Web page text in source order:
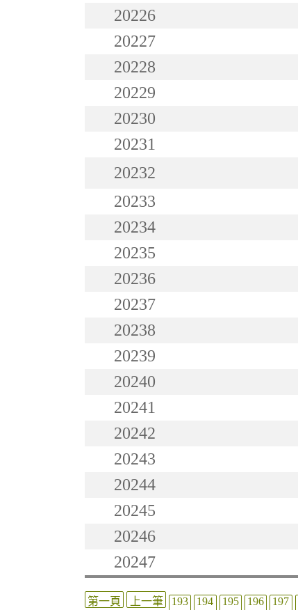
20226
20227
20228
20229
20230
20231
20232
20233
20234
20235
20236
20237
20238
20239
20240
20241
20242
20243
20244
20245
20246
20247
第一頁 上一筆 193 194 195 196 197